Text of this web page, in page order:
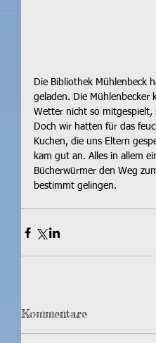
Die Bibliothek Mühlenbeck
geladen. Die
Wetter nicht so
Doch wir hatten für das
Kuchen, die uns Eltern
kam gut an. Alles in allem
Bücherwürmer den Weg
bestimmt gelingen.
Kommentare